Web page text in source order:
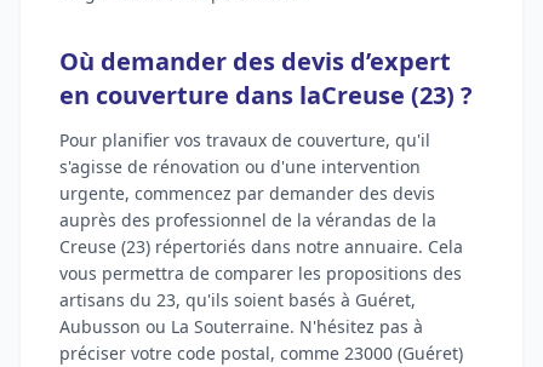
Où demander des devis d’expert
en couverture dans laCreuse (23) ?
Pour planifier vos travaux de couverture, qu'il
s'agisse de rénovation ou d'une intervention
urgente, commencez par demander des devis
auprès des professionnel de la vérandas de la
Creuse (23) répertoriés dans notre annuaire. Cela
vous permettra de comparer les propositions des
artisans du 23, qu'ils soient basés à Guéret,
Aubusson ou La Souterraine. N'hésitez pas à
préciser votre code postal, comme 23000 (Guéret)